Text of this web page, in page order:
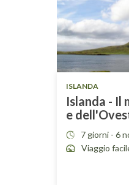
ISLANDA
Islanda - Il
e
7 giorni - 6
Viaggio